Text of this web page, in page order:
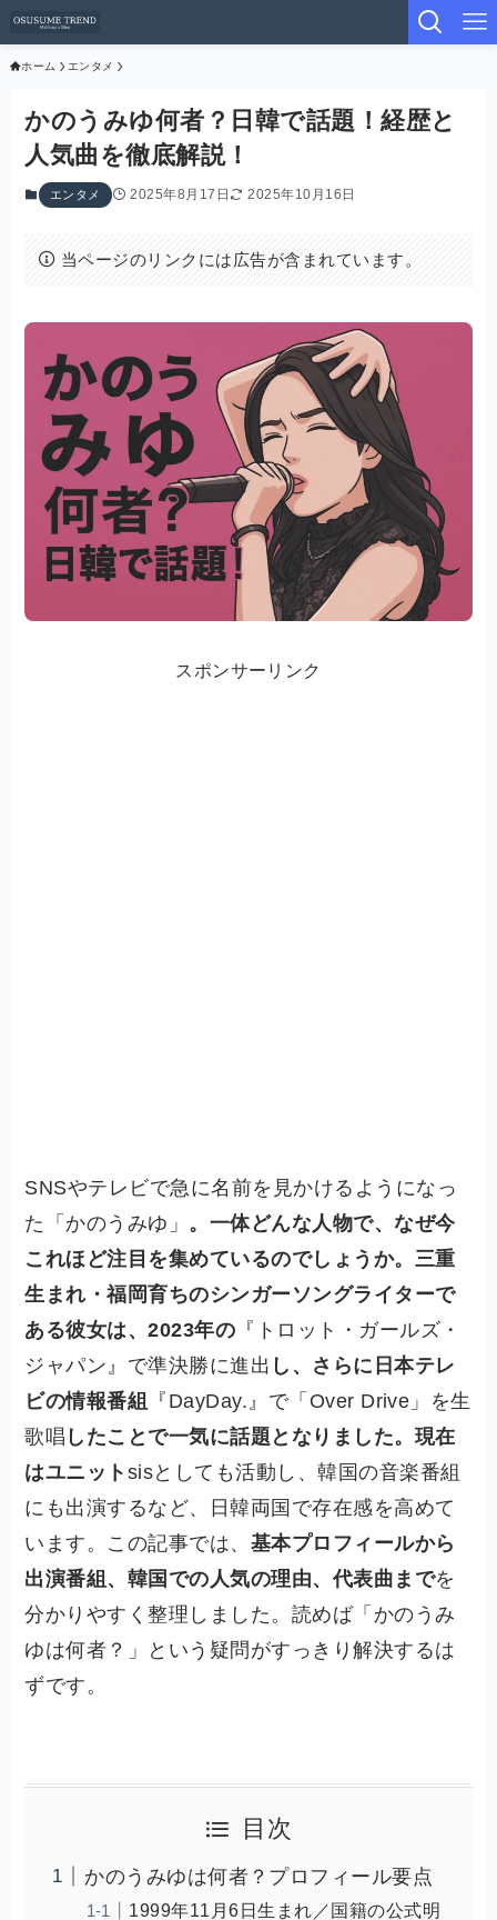
ホーム エンタメ
かのうみゆ何者？日韓で話題！経歴と
人気曲を徹底解説！
エンタメ 2025年8月17日 2025年10月16日
当ページのリンクには広告が含まれています。
スポンサーリンク
SNSやテレビで急に名前を見かけるようになっ
た「かのうみゆ」 。一体どんな人物で、なぜ今
これほど注目を集めているのでしょうか。三重
生まれ・福岡育ちのシンガーソングライターで
ある彼女は、2023年の 『トロット・ガールズ・
ジャパン』で準決勝に進出 し、さらに日本テレ
ビの情報番組
『DayDay.』で「Over Drive」を生
歌唱 したことで一気に話題となりました。現在
はユニット sisとしても活動し、韓国の音楽番組
にも出演するなど、日韓両国で存在感を高めて
います。この記事では、 基本プロフィールから
出演番組、韓国での人気の理由、代表曲までを
分かりやすく整理しました。読めば「かのうみ
ゆは何者？」という疑問がすっきり解決するは
ずです。
目次
かのうみゆは何者？プロフィール要点
1999年11月6日生まれ／国籍の公式明